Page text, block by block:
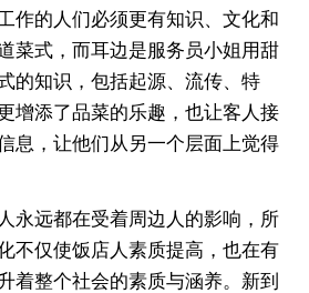
作的人们必须更有知识、文化和
菜式，而耳边是服务员小姐用甜
的知识，包括起源、流传、特
增添了品菜的乐趣，也让客人接
息，让他们从另一个层面上觉得
永远都在受着周边人的影响，所
不仅使饭店人素质提高，也在有
着整个社会的素质与涵养。新到